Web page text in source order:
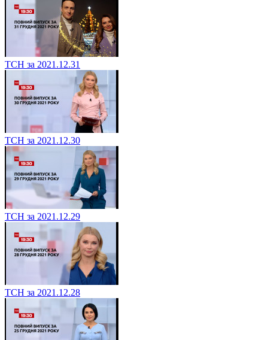
ТСН за 2021.12.31
ТСН за 2021.12.30
ТСН за 2021.12.29
ТСН за 2021.12.28